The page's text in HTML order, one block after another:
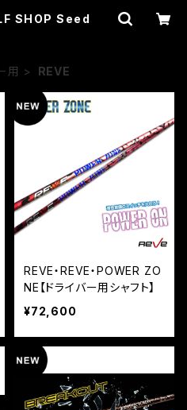
SHOP Seed
用 REVE
REVE・REVE・POWER ZO
NE【ドライバー用シャフト】
¥72,600